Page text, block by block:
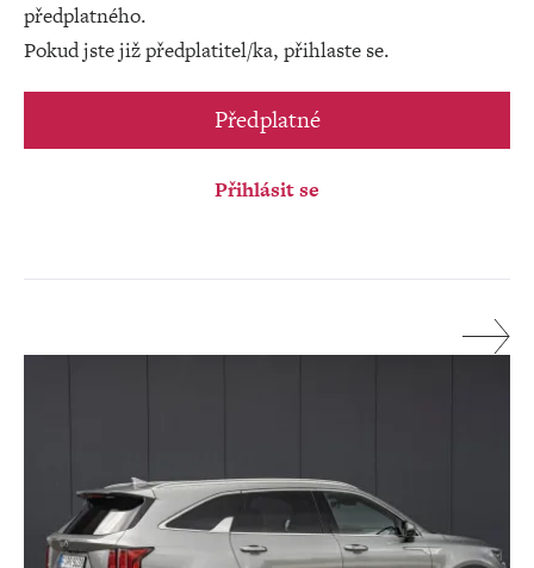
předplatného.
Pokud jste již předplatitel/ka, přihlaste se.
Předplatné
Přihlásit se